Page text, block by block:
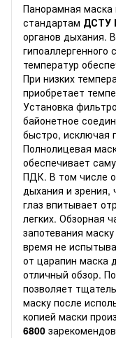
Панорамная маска
стандартам ДСТУ
органов дыхания.
гипоаллергенного
температур
При низких
приобретает
Установка
байонетное
быстро, исключая
Полнолицевая
обеспечивает
ПДК. В том числе
дыхания и зрения,
глаз впитывает
легких. Обзорная
запотевания
время не
от царапин маска
отличный обзор.
позволяет
маску после
копией маски
6800